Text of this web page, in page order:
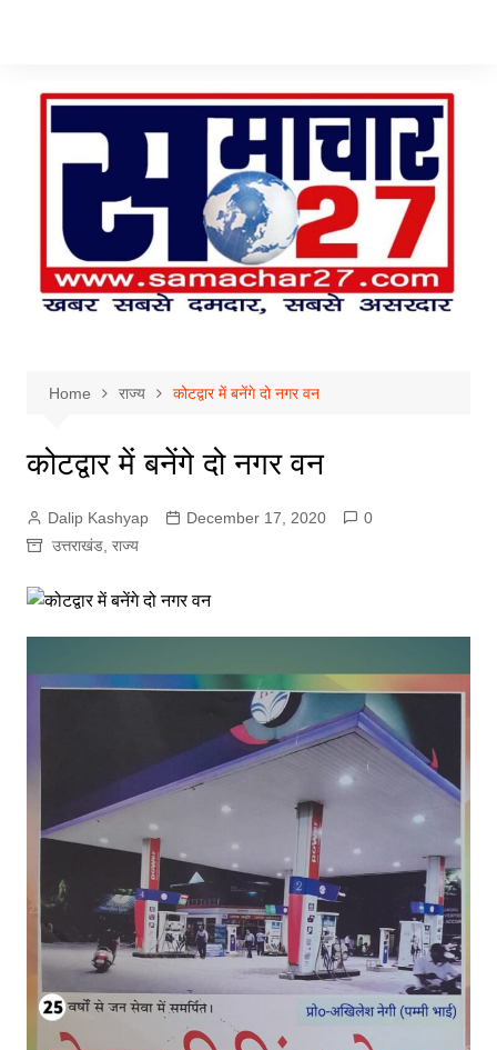
Home राज्य कोटद्वार में बनेंगे दो नगर वन
कोटद्वार में बनेंगे दो नगर वन
Dalip Kashyap December 17, 2020
0
उत्तराखंड, राज्य